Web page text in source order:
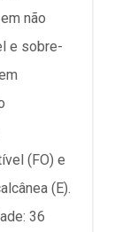
não
e sobre-
(FO) e
(E).
36